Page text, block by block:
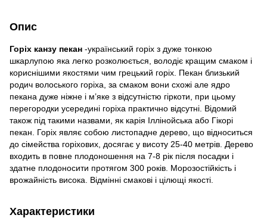
Опис
Горіх канзу пекан -український горіх з дуже тонкою
шкарлупою яка легко розколюється, володіє кращим смаком і
кориснішими якостями чим грецький горіх. Пекан близький
родич волоського горіха, за смаком вони схожі але ядро
пекана дуже ніжне і м’яке з відсутністю гіркоти, при цьому
перегородки усередині горіха практично відсутні. Відомий
також під такими назвами, як карія Іллінойська або Гікорі
пекан. Горіх являє собою листопадне дерево, що відноситься
до сімейства горіхових, досягає у висоту 25-40 метрів. Дерево
входить в повне плодоношення на 7-8 рік після посадки і
здатне плодоносити протягом 300 років. Морозостійкість і
врожайність висока. Відмінні смакові і цілющі якості.
Характеристики